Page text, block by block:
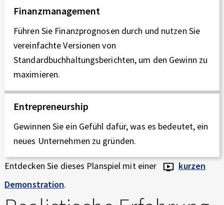
Finanzmanagement
Führen Sie Finanzprognosen durch und nutzen Sie
vereinfachte Versionen von
Standardbuchhaltungsberichten, um den Gewinn zu
maximieren.
Entrepreneurship
Gewinnen Sie ein Gefühl dafür, was es bedeutet, ein
neues Unternehmen zu gründen.
Entdecken Sie dieses Planspiel mit einer
kurzen
Demonstration.